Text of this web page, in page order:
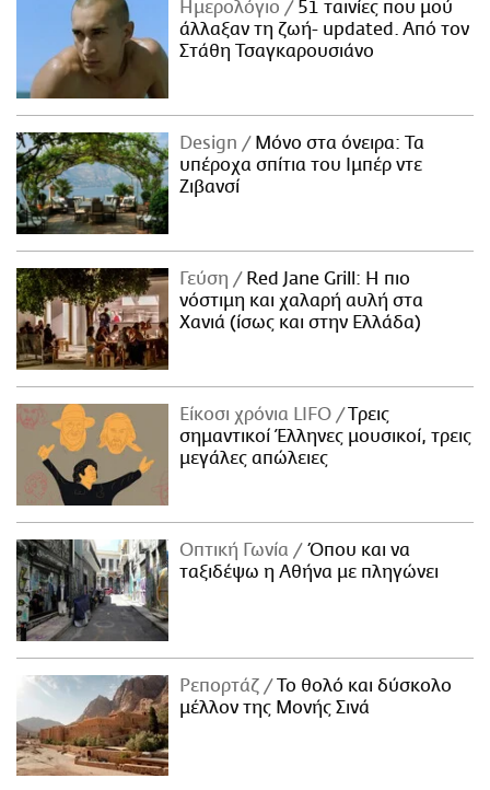
Ημερολόγιο
51 ταινίες που μού
άλλαξαν τη ζωή- updated. Aπό τον
Στάθη Τσαγκαρουσιάνο
Design
Μόνο στα όνειρα: Τα
υπέροχα σπίτια του Ιμπέρ ντε
Ζιβανσί
Γεύση
Red Jane Grill: Η πιο
νόστιμη και χαλαρή αυλή στα
Χανιά (ίσως και στην Ελλάδα)
Είκοσι χρόνια LIFO
Tρεις
σημαντικοί Έλληνες μουσικοί, τρεις
μεγάλες απώλειες
Οπτική Γωνία
Όπου και να
ταξιδέψω η Αθήνα με πληγώνει
Ρεπορτάζ
Το θολό και δύσκολο
μέλλον της Μονής Σινά